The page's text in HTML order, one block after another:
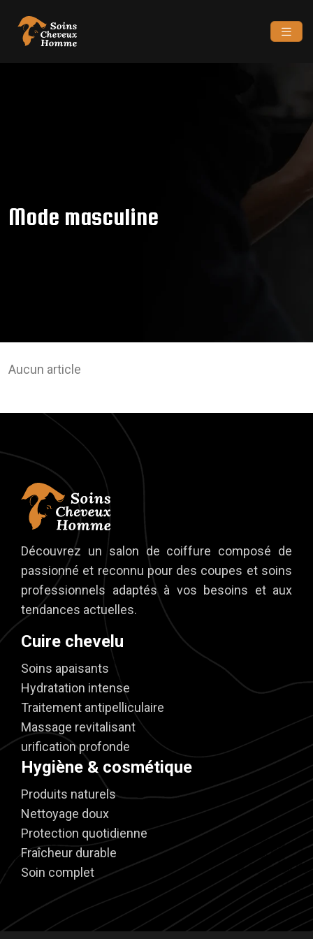
Mode masculine
Aucun article
Découvrez un salon de coiffure composé de
passionné et reconnu pour des coupes et soins
professionnels adaptés à vos besoins et aux
tendances actuelles.
Cuire chevelu
Soins apaisants
Hydratation intense
Traitement antipelliculaire
Massage revitalisant
urification profonde
Hygiène & cosmétique
Produits naturels
Nettoyage doux
Protection quotidienne
Fraîcheur durable
Soin complet